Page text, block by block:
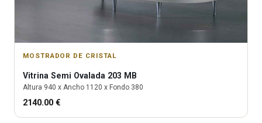
MOSTRADOR DE CRISTAL
Vitrina Semi Ovalada 203 MB
Altura 940 x Ancho 1120 x Fondo 380
2140.00 €